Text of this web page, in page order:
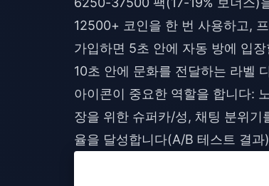
12500+ 코인을 한 번 사용하고,
가입하면 5초 안에 자동 방에 입
10초 안에 문화를 전달하는 라벨
아이콘이 중요한 역할을 합니다:
장을 위한 슈퍼카/성, 채팅 분위
율을 달성합니다(A/B 테스트 결